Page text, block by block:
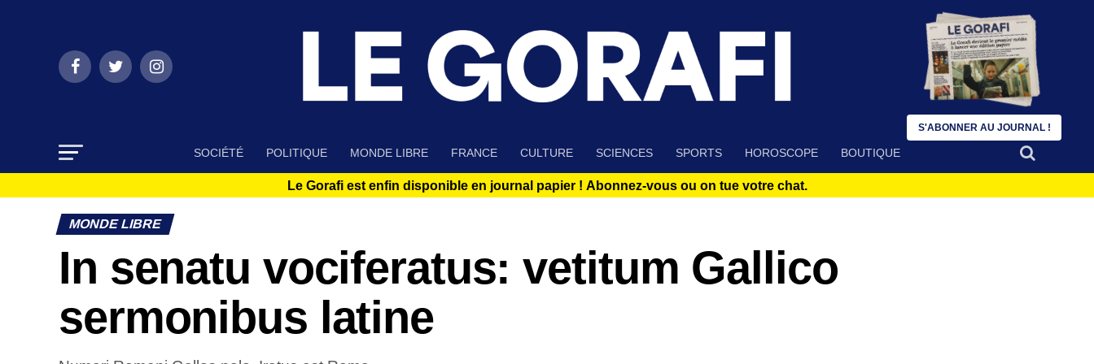
SOCIÉTÉ POLITIQUE MONDE LIBRE FRANCE CULTURE SCIENCES SPORTS HOROSCOPE BOUTIQUE
Le Gorafi est enfin disponible en journal papier ! Abonnez-vous ou on tue votre chat.
MONDE LIBRE
In senatu vociferatus: vetitum Gallico
sermonibus latine
S'ABONNER AU JOURNAL !